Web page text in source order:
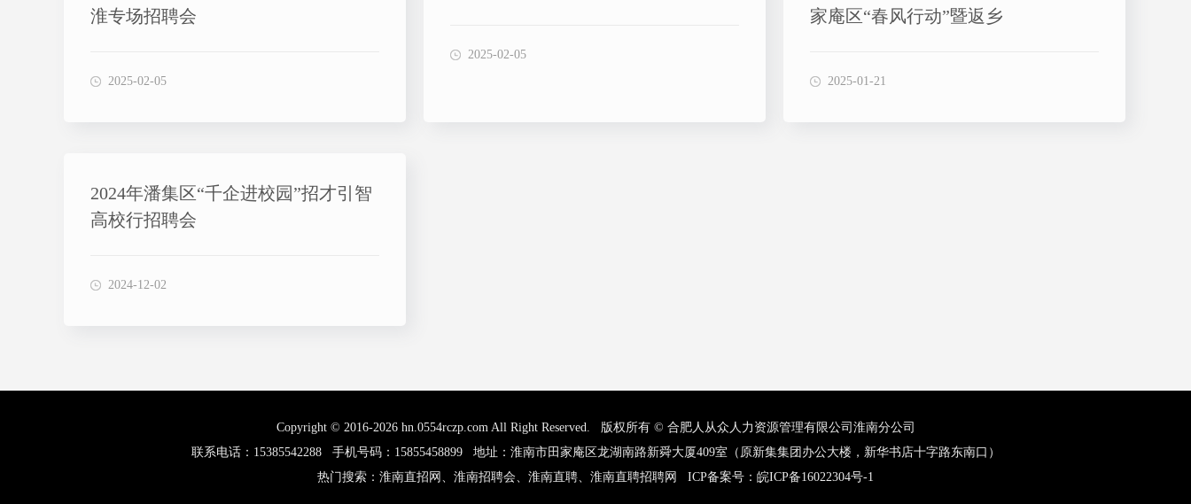
淮专场招聘会
2025-02-05
2025-02-05
家庵区“春风行动”暨返乡
2025-01-21
2024年潘集区“千企进校园”招才引智
高校行招聘会
2024-12-02
Copyright © 2016-2026 hn.0554rczp.comAll Right Reserved. 版权所有 © 合肥人从众人力资源管理有限公司淮南分公司
联系电话：15385542288 手机号码：15855458899 地址：淮南市田家庵区龙湖南路新舜大厦409室（原新集集团办公大楼，新华书店十字路东南口）
热门搜索： 淮南直招网 、 淮南招聘会、 淮南直聘、 淮南直聘招聘网 ICP备案号： 皖ICP备16022304号-1